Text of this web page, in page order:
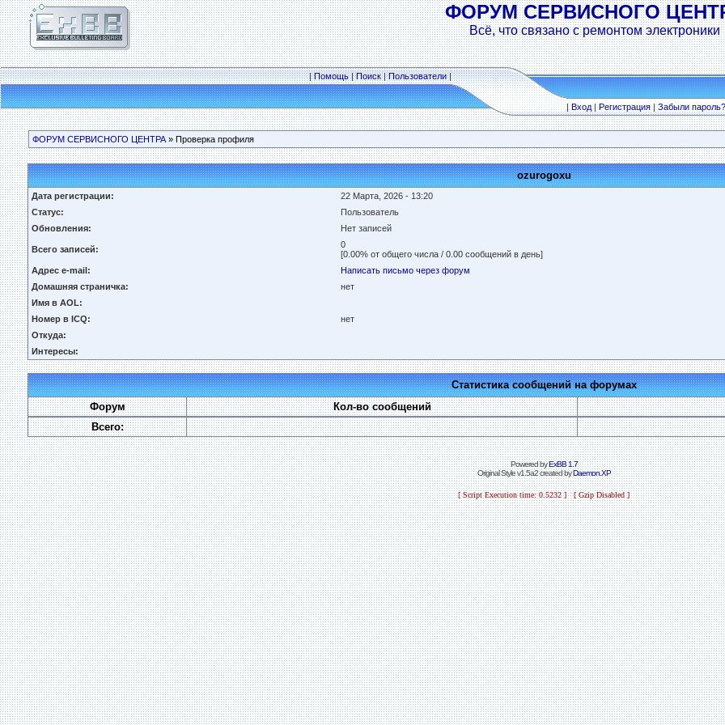
ФОРУМ СЕРВИСНОГО
Всё, что связано с ремонтом электроники
|Помощь|Поиск|Пользователи|
|Вход|Регистрация|Забыли пароль?
ФОРУМ СЕРВИСНОГО ЦЕНТРА » Проверка профиля
ozurogoxu
Дата регистрации:
22 Марта, 2026 - 13:20
Статус:
Пользователь
Обновления:
Нет записей
Всего записей:
0
[0.00% от общего числа / 0.00 сообщений в день]
Адрес e-mail:
Написать письмо через форум
Домашняя страничка:
нет
Имя в AOL:
Номер в ICQ:
нет
Откуда:
Интересы:
Статистика сообщений на форумах
Форум
Кол-во сообщений
Всего:
Powered byExBB 1.7
Original Style v1.5a2 created byDaemon.XP
[ Script Execution time: 0.5232 ] [ Gzip Disabled ]